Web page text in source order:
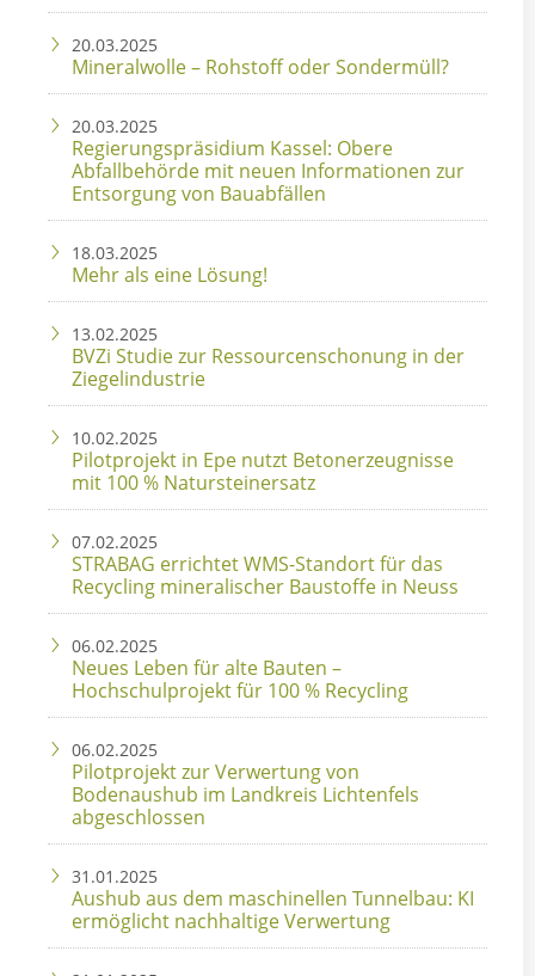
20.03.2025
Mineralwolle – Rohstoff oder Sondermüll?
20.03.2025
Regierungspräsidium Kassel: Obere
Abfallbehörde mit neuen Informationen zur
Entsorgung von Bauabfällen
18.03.2025
Mehr als eine Lösung!
13.02.2025
BVZi Studie zur Ressourcenschonung in der
Ziegelindustrie
10.02.2025
Pilotprojekt in Epe nutzt Betonerzeugnisse
mit 100 % Natursteinersatz
07.02.2025
STRABAG errichtet WMS-Standort für das
Recycling mineralischer Baustoffe in Neuss
06.02.2025
Neues Leben für alte Bauten –
Hochschulprojekt für 100 % Recycling
06.02.2025
Pilotprojekt zur Verwertung von
Bodenaushub im Landkreis Lichtenfels
abgeschlossen
31.01.2025
Aushub aus dem maschinellen Tunnelbau: KI
ermöglicht nachhaltige Verwertung